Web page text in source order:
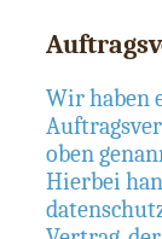
Wir haben
oben
Hierbei